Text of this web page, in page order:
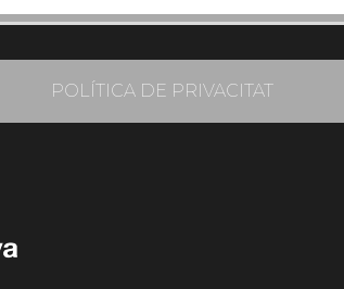
POLÍTICA DE PRIVACITAT